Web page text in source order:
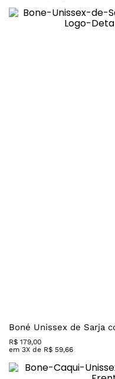
Boné Unissex de Sarja
R$ 179,00
em 3X de R$ 59,66